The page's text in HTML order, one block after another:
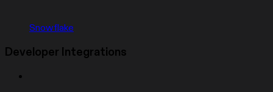
Snowflake
Developer Integrations